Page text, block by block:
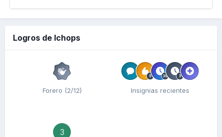
Logros de Ichops
Forero (2/12) Insignias recientes
3